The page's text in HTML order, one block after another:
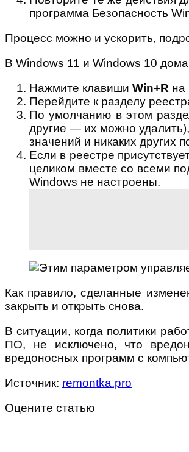
программа Безопасность
Процесс можно и ускорить,
В Windows 11 и Windows 10
Нажмите клавиши Win+R на
Перейдите к разделу
По умолчанию в этом
другие — их можно
значений и никаких других
Если в реестре
целиком вместе со всеми
Windows не настроены.
Как правило, сделанные
закрыть и открыть снова.
В ситуации, когда политики
ПО, не исключено, что
вредоносных программ с
Источник: remontka.pro
Оцените статью